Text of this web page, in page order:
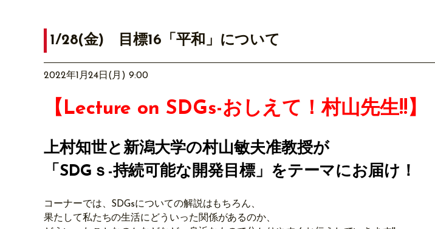
1/28(金) 目標16「平和」について
2022年1月24日(月) 9:00
【Lecture on SDGs-おしえて！村山先生!!】
上村知世と新潟大学の村山敏夫准教授が
「SDGｓ-持続可能な開発目標」をテーマにお届け！
コーナーでは、SDGsについての解説はもちろん、
果たして私たちの生活にどういった関係があるのか、